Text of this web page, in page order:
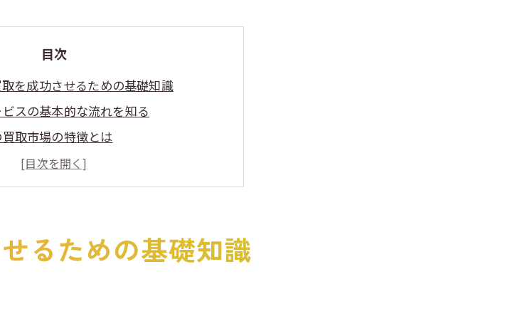
目次
を成功させるための基礎知識
スの基本的な流れを知る
取市場の特徴とは
ャンルと査定基準
ットとデメリット
ミュニケーションの重要性
並区での出張買取の秘訣
るための基礎知識